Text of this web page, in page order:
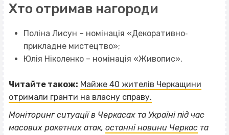
Хто отримав нагороди
Поліна Лисун – номінація «Декоративно‐
прикладне мистецтво»;
Юлія Ніколенко – номінація «Живопис».
Читайте також: Майже 40 жителів Черкащини
отримали гранти на власну справу.
Моніторинг ситуації в Черкасах та Україні під час
масових ракетних атак, останні новини Черкас та